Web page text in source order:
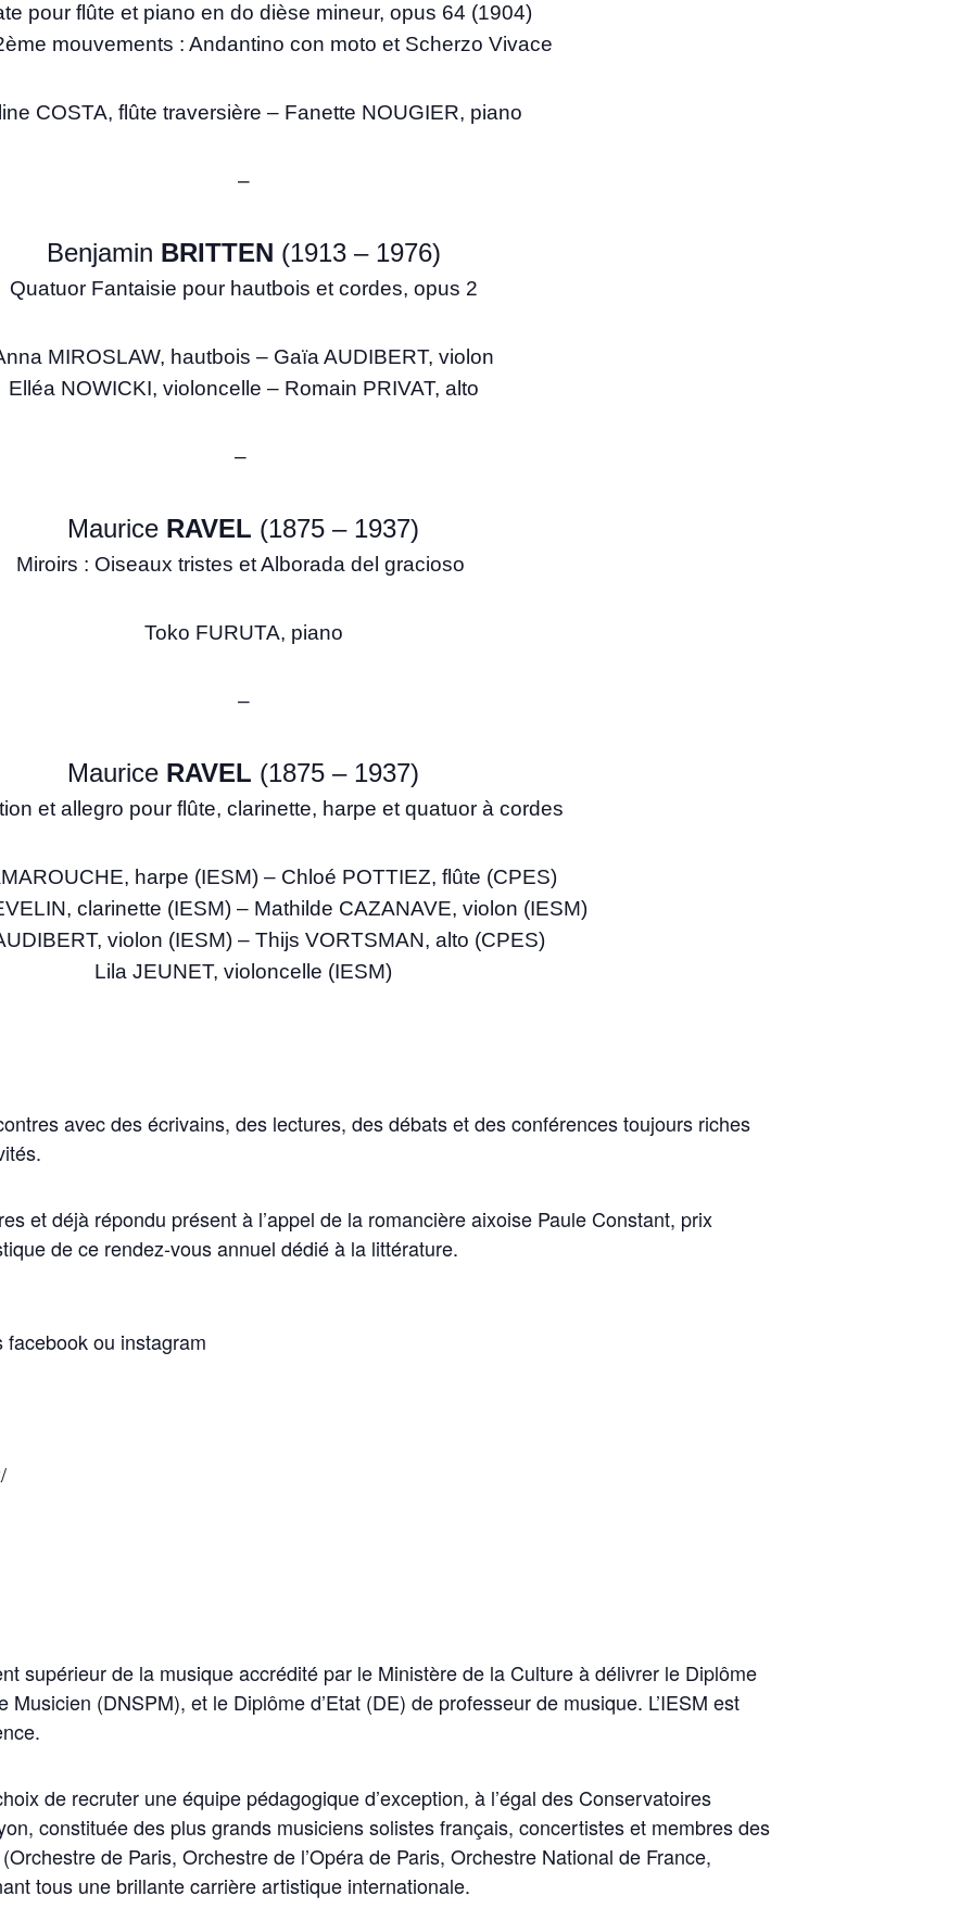
pour flûte et piano en do dièse mineur, opus 64 (1904)
mouvements : Andantino con moto et Scherzo Vivace
COSTA, flûte traversière – Fanette NOUGIER, piano
–
Benjamin BRITTEN (1913 – 1976)
Quatuor Fantaisie pour hautbois et cordes, opus 2
MIROSLAW, hautbois – Gaïa AUDIBERT, violon
Elléa NOWICKI, violoncelle – Romain PRIVAT, alto
–
Maurice RAVEL (1875 – 1937)
Miroirs : Oiseaux tristes et Alborada del gracioso
Toko FURUTA, piano
–
Maurice RAVEL (1875 – 1937)
et allegro pour flûte, clarinette, harpe et quatuor à cordes
harpe (IESM) – Chloé POTTIEZ, flûte (CPES)
clarinette (IESM) – Mathilde CAZANAVE, violon (IESM)
violon (IESM) – Thijs VORTSMAN, alto (CPES)
Lila JEUNET, violoncelle (IESM)
avec des écrivains, des lectures, des débats et des conférences toujours riches
et déjà répondu présent à l’appel de la romancière aixoise Paule Constant, prix
de ce rendez-vous annuel dédié à la littérature.
ou instagram
supérieur de la musique accrédité par le Ministère de la Culture à délivrer le Diplôme
(DNSPM), et le Diplôme d’Etat (DE) de professeur de musique. L’IESM est
de recruter une équipe pédagogique d’exception, à l’égal des Conservatoires
constituée des plus grands musiciens solistes français, concertistes et membres des
de Paris, Orchestre de l’Opéra de Paris, Orchestre National de France,
tous une brillante carrière artistique internationale.